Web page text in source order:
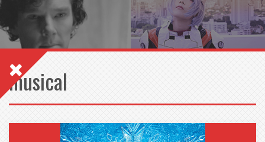
musical